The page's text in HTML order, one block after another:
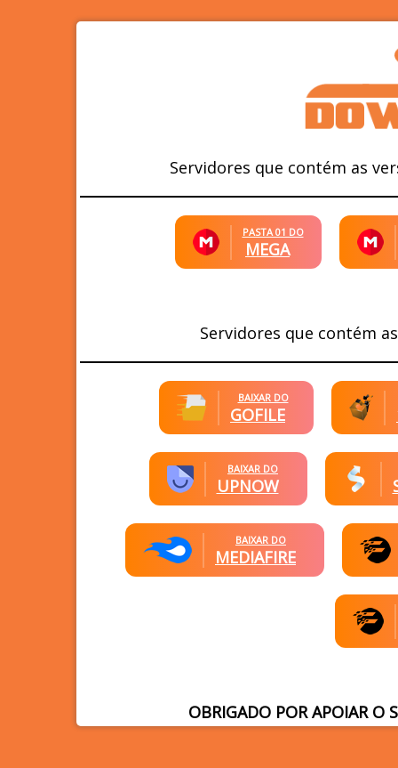
Servidores que contém as
PASTA 01 DO
MEGA
Servidores que contém
BAIXAR DO
GOFILE
BAIXAR DO
UPNOW
BAIXAR DO
MEDIAFIRE
OBRIGADO POR APOIAR O